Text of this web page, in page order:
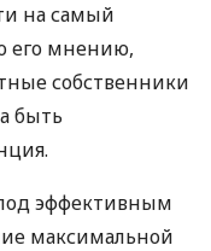
на самый
его мнению,
собственники
быть
эффективным
максимальной